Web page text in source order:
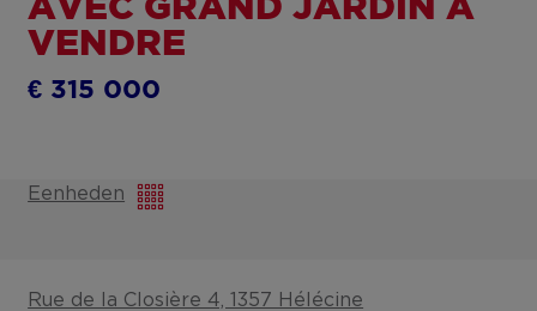
AVEC GRAND JARDIN À
VENDRE
€ 315 000
Eenheden
Rue de la Closière 4, 1357 Hélécine